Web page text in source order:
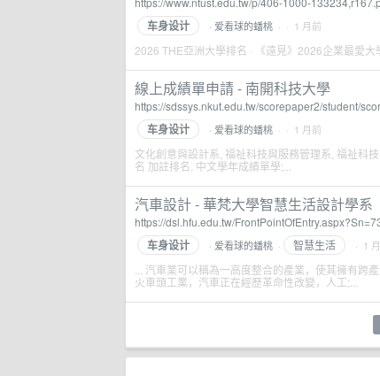
车身设计 · 爱看球的蟠桃 · · 1 月前
2026 THE亞洲大學排名 · 《遠見》2026企業最愛大
線上成績單申請 - 南開科技大學
https://sdssys.nkut.edu.tw/scorepaper2/student/
车身设计 · 爱看球的蟠桃 · · 1 月前
文化創意與設計系, 福祉科技與服務管理系, 福祉科
名 加註排名. 中文學年成績單學;...
汽車設計 - 華梵大學智慧生活設計學系
https://dsl.hfu.edu.tw/
车身设计 · 爱看球的蟠桃 · 智慧生活 · 1
... 汽車業可以稱為一高度整合的產業，使其擁有
火車頭工業，汽車正在經歷革命性改變，人工;...